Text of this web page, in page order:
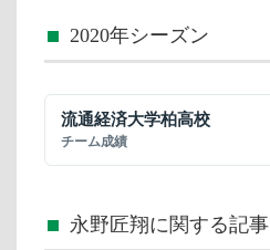
2020年シーズン
流通経済大学柏高校
チーム成績
永野匠翔に関する記事